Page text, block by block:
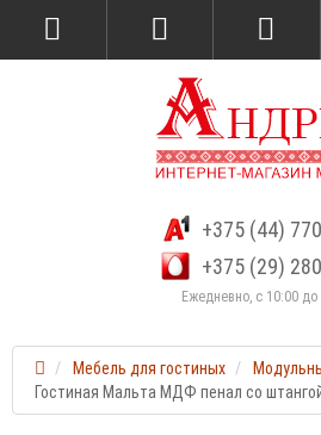
+375 (44)
+375 (29)
Ежедневно, с 10:00 до
Мебель для гостиных
Гостиная Мальта МДФ пенал со